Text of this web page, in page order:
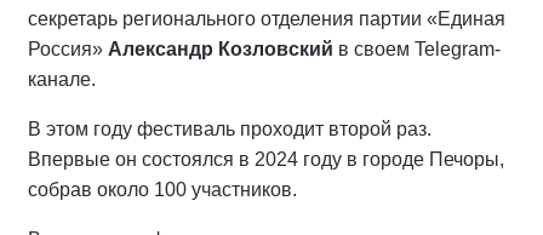
секретарь регионального отделения партии «Единая
Россия» Александр Козловский в своем Telegram-
канале.
В этом году фестиваль проходит второй раз.
Впервые он состоялся в 2024 году в городе Печоры,
собрав около 100 участников.